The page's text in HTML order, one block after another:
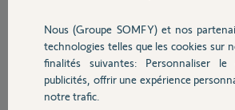
Sécurité
Domotique
julie G.
il y a presque 8 ans
Participer au fil de
Nous (Groupe SOMFY) et nos
technologies telles que les cookies sur
finalités suivantes: Personnaliser
publicités, offrir une expérience
notre trafic.